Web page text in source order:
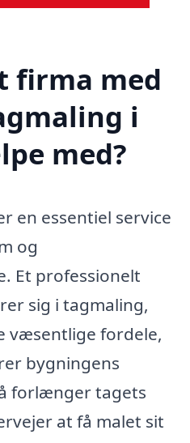
firma med
i
med?
en essentiel service
og
Et professionelt
sig i tagmaling,
væsentlige fordele,
bygningens
forlænger tagets
at få malet sit